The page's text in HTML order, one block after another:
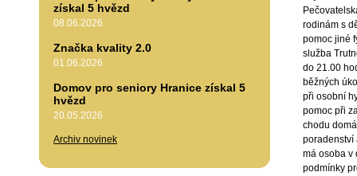
získal 5 hvězd
08.06.2026
Značka kvality 2.0
01.06.2026
Domov pro seniory Hranice získal 5
hvězd
20.05.2026
Archiv novinek
rodinám s
pomoc jiné
služba
do 21.00
běžných
při osobní
pomoc při
chodu
poradenství
má osoba v
podmínky